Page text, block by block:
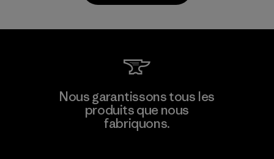
Toray International, Inc.
Material-supplier
Nous garantissons tous les
produits que nous
fabriquons.